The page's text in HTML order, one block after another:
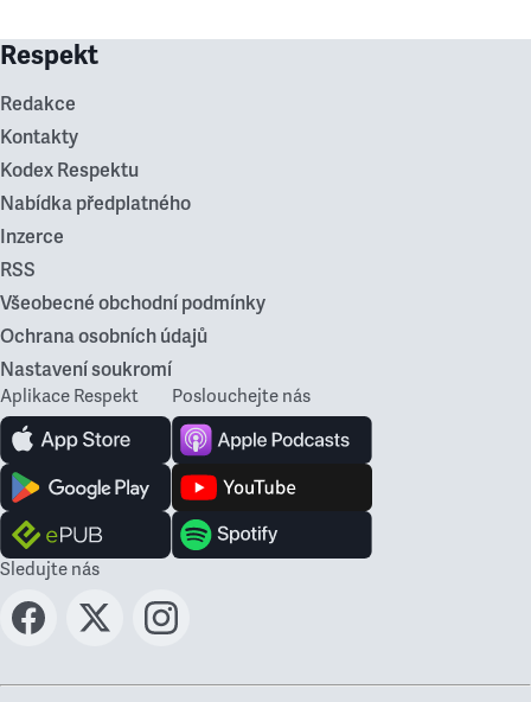
Respekt
Redakce
Kontakty
Kodex Respektu
Nabídka předplatného
Inzerce
RSS
Všeobecné obchodní podmínky
Ochrana osobních údajů
Nastavení soukromí
Aplikace Respekt Poslouchejte nás
Sledujte nás